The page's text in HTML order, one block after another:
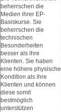
beherrschen die
Medien ihrer EP-
Basiskurse. Sie
beherrschen die
technischen
Besonderheiten
besser als ihre
Klienten. Sie haben
eine höhere physische
Kondition als ihre
Klienten und können
diese somit
bestmöglich
unterstützen